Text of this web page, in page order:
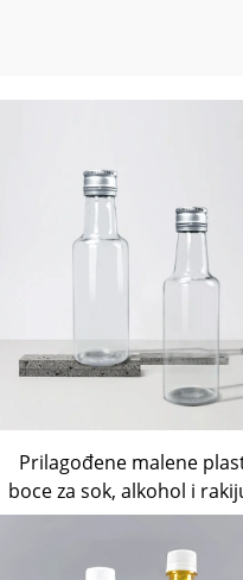
Prilagođene malene
boce za sok, alkohol i
oz s aluminijskom